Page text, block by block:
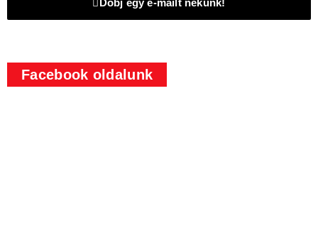
Dobj egy e-mailt nekünk!
Facebook oldalunk